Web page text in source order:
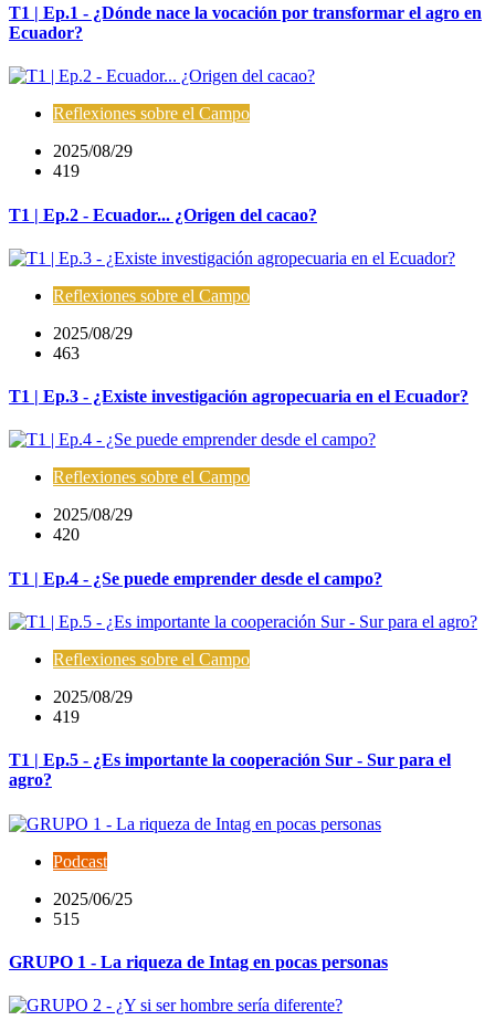
T1 | Ep.1 - ¿Dónde nace la vocación por transformar el agro en
Ecuador?
Reflexiones sobre el Campo
2025/08/29
419
T1 | Ep.2 - Ecuador... ¿Origen del cacao?
Reflexiones sobre el Campo
2025/08/29
463
T1 | Ep.3 - ¿Existe investigación agropecuaria en el Ecuador?
Reflexiones sobre el Campo
2025/08/29
420
T1 | Ep.4 - ¿Se puede emprender desde el campo?
Reflexiones sobre el Campo
2025/08/29
419
T1 | Ep.5 - ¿Es importante la cooperación Sur - Sur para el
agro?
Podcast
2025/06/25
515
GRUPO 1 - La riqueza de Intag en pocas personas